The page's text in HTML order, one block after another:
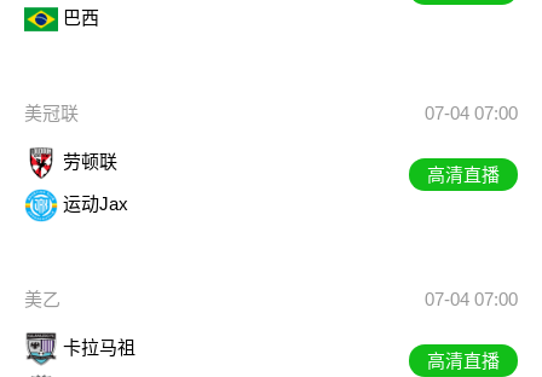
巴西
美冠联 07-04 07:00
劳顿联
运动Jax
高清直播
美乙 07-04 07:00
卡拉马祖
高清直播